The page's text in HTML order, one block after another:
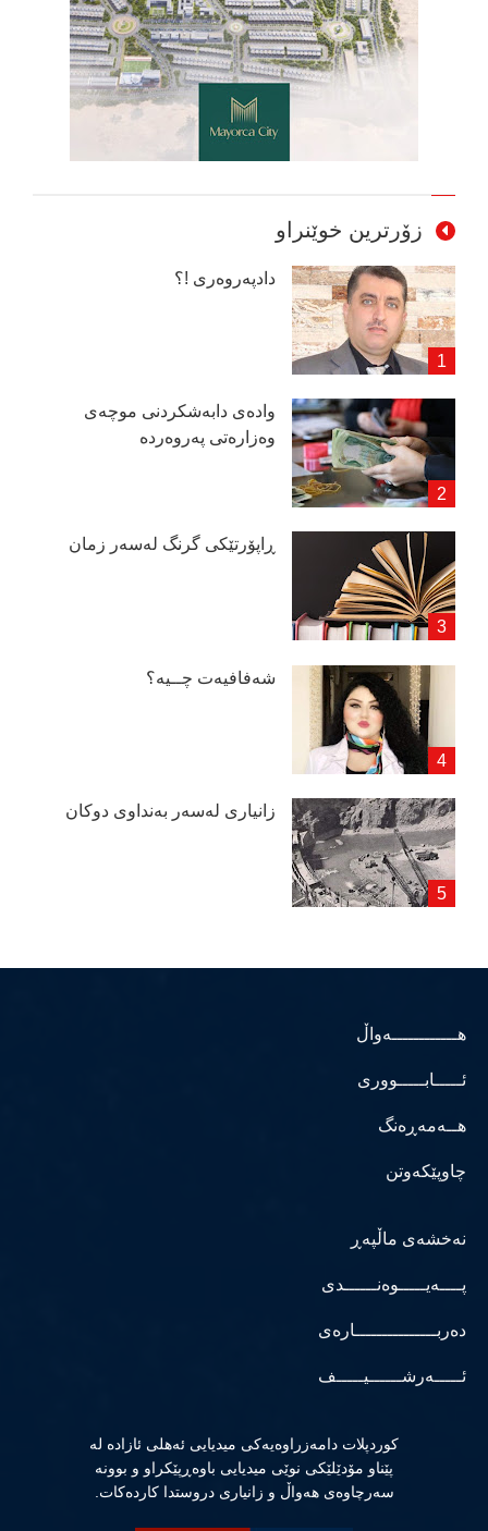
زۆرترین خوێنراو
دادپەروەری !؟
وادەی دابەشكردنی موچەی
وەزارەتی پەروەردە
ڕاپۆرتێكی گرنگ لەسەر زمان
شەفافیەت چــیە؟
زانیاری لەسەر بەنداوی دوكان
هــــــــــــەواڵ
ئـــــابـــــووری
هــەمەڕەنگ
چاوپێکەوتن
نەخشەی ماڵپەڕ
پــــەیـــــوەنــــــدی
دەربـــــــــــــــارەی
ئـــــەرشــــــیـــــف
كوردپلات دامەزراوەیەكی میدیایی ئەهلی ئازادە لە
پێناو مۆدێلێكی نوێی میدیایی باوەڕپێكراو و بوونە
سەرچاوەی هەواڵ و زانیاری دروستدا كاردەكات.